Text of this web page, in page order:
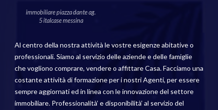
immobiliare piazza dante ag.
5 italcase messina
Al centro della nostra attività le vostre esigenze abitative o
professionali. Siamo al servizio delle aziende e delle famiglie
che vogliono comprare, vendere o affittare Casa. Facciamo una
costante attività di formazione per i nostri Agenti, per essere
sempre aggiornati ed in linea con le innovazione del settore
immobiliare. Professionalità’ e disponibilità’ al servizio del